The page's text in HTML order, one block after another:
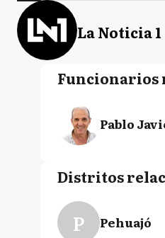
La Noticia 1
Funcionarios
Pablo
Distritos
P Pehuajó